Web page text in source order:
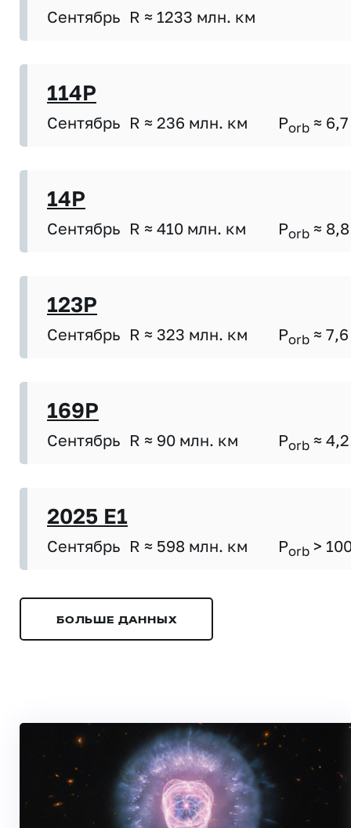
Сентябрь R ≈ 1233 млн. км
114P
Сентябрь R ≈ 236 млн. км Porb ≈ 6,7
14P
Сентябрь R ≈ 410 млн. км Porb ≈ 8,8
123P
Сентябрь R ≈ 323 млн. км Porb ≈ 7,6
169P
Сентябрь R ≈ 90 млн. км Porb ≈ 4,2
2025 E1
Сентябрь R ≈ 598 млн. км Porb >
БОЛЬШЕ ДАННЫХ